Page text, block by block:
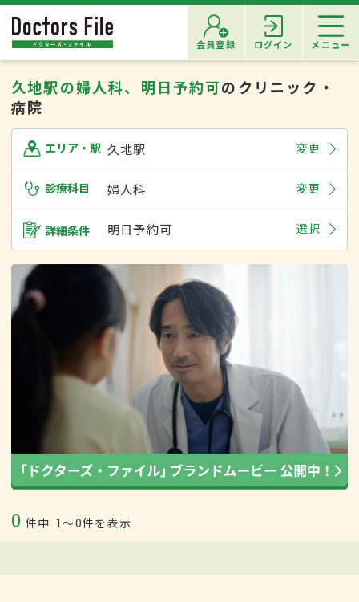
会員登録 ログイン メニュー
久地駅の婦人科、明日予約可のクリニック・
病院
エリア・駅 久地駅 変更
診療科目 婦人科 変更
詳細条件 明日予約可 選択
0 件中 1〜0件を表示